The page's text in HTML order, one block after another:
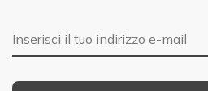
E-mail